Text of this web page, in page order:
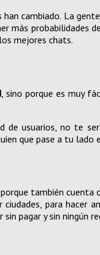
cambiado. La
probabilidades
mejores chats.
, sino porque es muy
usuarios, no te
que pase a tu lado
también cuenta
para hacer
pagar y sin ningún